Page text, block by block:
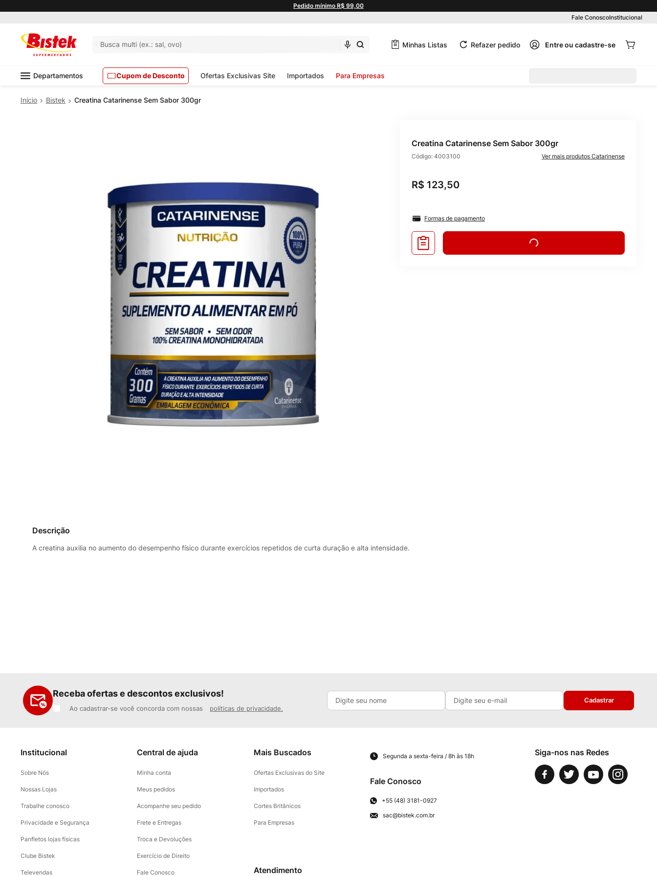
Pedido mínimo R$ 99,00
Fale ConoscoInstitucional
Busca multi (ex.: sal, ovo) Minhas Listas Refazer pedido
Departamentos Cupom de Desconto Ofertas Exclusivas Site Importados Para Empresas
Bistek Creatina Catarinense Sem Sabor 300gr
Creatina Catarinense Sem Sabor 300gr
Código: 4003100 Catarinense
R$ 123,50
Formas de pagamento
Descrição
A creatina auxilia no aumento do desempenho físico durante exercícios repetidos de curta duração e alta intensidade.
Receba ofertas e descontos exclusivos!
Ao cadastrar-se você concorda com nossas políticas de privacidade.
Cadastrar
Institucional
Sobre Nós
Nossas Lojas
Trabalhe conosco
Privacidade e Segurança
Panfletos lojas físicas
Clube Bistek
Televendas
Central de ajuda
Minha conta
Meus pedidos
Acompanhe seu pedido
Frete e Entregas
Troca e Devoluções
Exercício de Direito
Fale Conosco
Mais Buscados
Ofertas Exclusivas do Site
Importados
Cortes Britânicos
Para Empresas
Atendimento
Segunda a sexta-feira / 8h às 18h
Fale Conosco
+55 (48) 3181-0927
sac@bistek.com.br
Siga-nos nas Redes